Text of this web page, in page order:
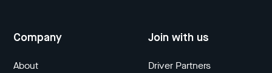
Company
About
Join with us
Driver Partners